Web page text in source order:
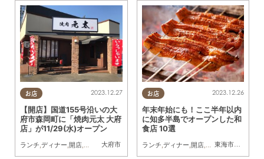
お店
大府市
2023.12.27
【開店】国道155号沿いの大
府市森岡町に「焼肉元太 大府
店」が11/29(水)オープン
ランチ,ディナー,開店,親子
お店
東海市
,阿久比町
2023.12.26
年末年始にも！ここ半年以内
に知多半島でオープンした和
食店 10選
ランチ,ディナー,開店,家族